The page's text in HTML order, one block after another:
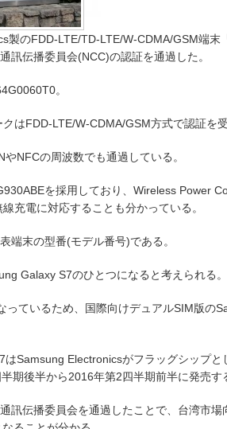
製のFDD-LTE/TD-LTE/W-CDMA/GSM端末
訊伝播委員会(NCC)の認証を通過した。
。
はFDD-LTE/W-CDMA/GSM方式で認証を受
NFCの周波数でも通過している。
を採用しており、Wireless Power
充電に対応することも分かっている。
端末の型番(モデル番号)である。
Galaxy S7のひとつになると考えられる。
っているため、国際向けデュアルSIM版の
はSamsung Electronicsがフラッグシップと
期後半から2016年第2四半期前半に発売す
訊伝播委員会を通過したことで、台湾市